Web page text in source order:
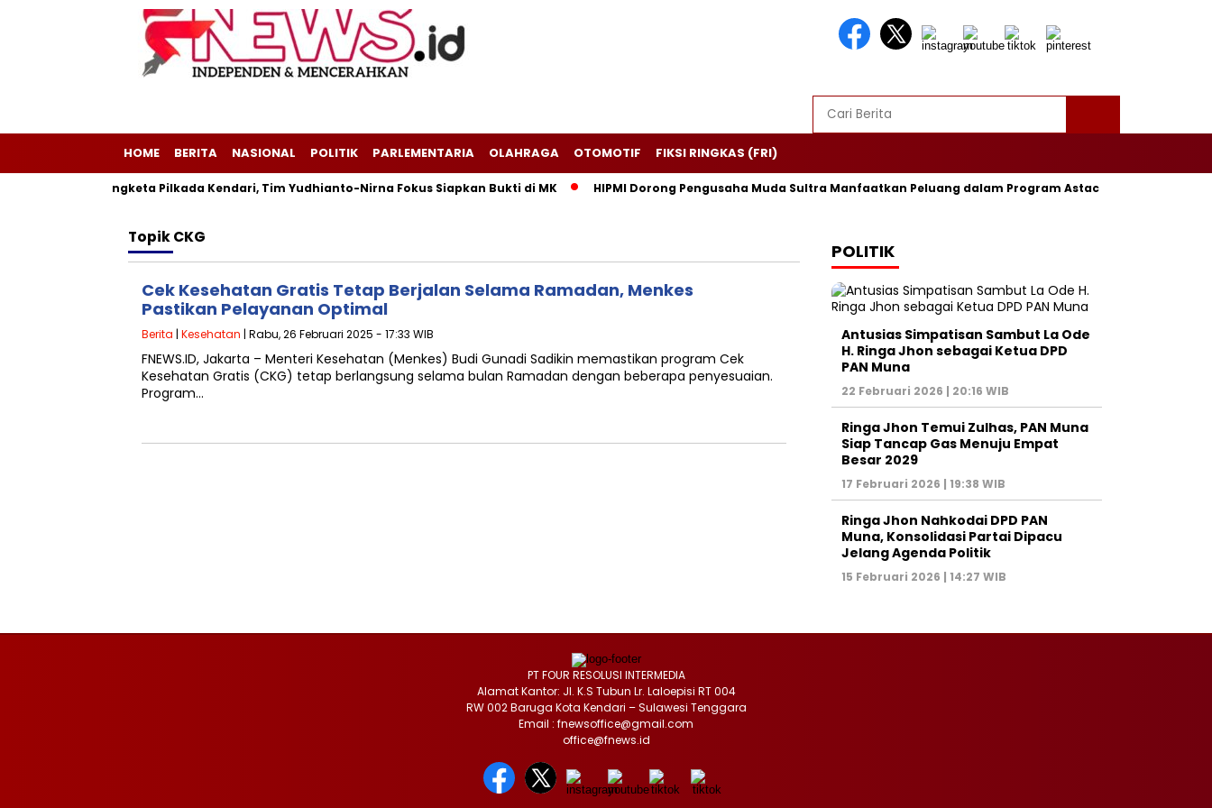
HOME BERITA NASIONAL POLITIK PARLEMENTARIA OLAHRAGA OTOMOTIF FIKSI RINGKAS (FRI)
Sengketa Pilkada Kendari, Tim Yudhianto-Nirna Fokus Siapkan Bukti di MK HIPMI Dorong Pengusaha Muda Sultra Manfaatkan Peluang dalam Program Astacita
TopikCKG
Cek Kesehatan Gratis Tetap Berjalan Selama Ramadan, Menkes
Pastikan Pelayanan Optimal
Berita | Kesehatan | Rabu, 26 Februari 2025 - 17:33 WIB
FNEWS.ID, Jakarta – Menteri Kesehatan (Menkes) Budi Gunadi Sadikin memastikan program Cek
Kesehatan Gratis (CKG) tetap berlangsung selama bulan Ramadan dengan beberapa penyesuaian.
Program…
POLITIK
Antusias Simpatisan Sambut La Ode
H. Ringa Jhon sebagai Ketua DPD
PAN Muna
22 Februari 2026 | 20:16 WIB
Ringa Jhon Temui Zulhas, PAN Muna
Siap Tancap Gas Menuju Empat
Besar 2029
17 Februari 2026 | 19:38 WIB
Ringa Jhon Nahkodai DPD PAN
Muna, Konsolidasi Partai Dipacu
Jelang Agenda Politik
15 Februari 2026 | 14:27 WIB
PT FOUR RESOLUSI INTERMEDIA
Alamat Kantor: Jl. K.S Tubun Lr. Laloepisi RT 004
RW 002 Baruga Kota Kendari – Sulawesi Tenggara
Email : fnewsoffice@gmail.com
office@fnews.id